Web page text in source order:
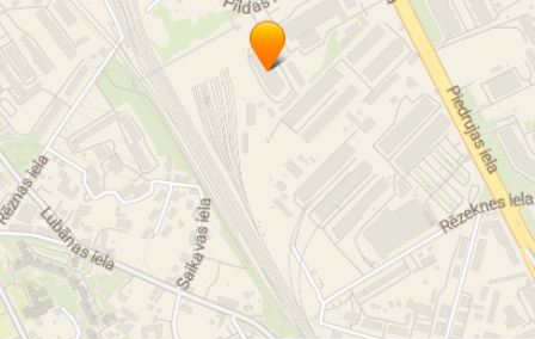
autostiklu serviss
auto stiklu plaisu remonts cena
vejstikla maina
priekšējā stikla maiņa cena
auto vējstiklu remonts
priekšējā stikla maiņa
auto vējstiklu maiņa
auto logu remonts
auto priekšējā stikla maiņa cena
auto stikla plaisu remonts
auto stiklu nomaiņa
auto stiklu remonts cenas
mašīnas stikla maiņa
priekšējā vējstikla maiņa
stikla plaisu remonts